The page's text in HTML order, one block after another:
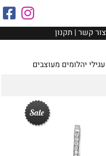
צור קשר | תקנון
עגילי יהלומים מעוצבים